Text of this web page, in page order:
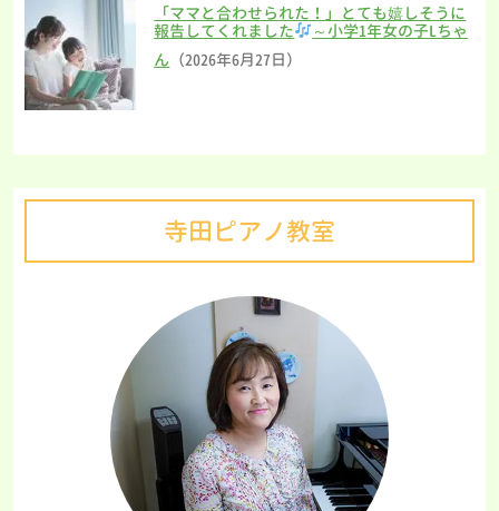
「ママと合わせられた！」とても嬉しそうに
報告してくれました
～小学1年女の子Lちゃ
ん （2026年6月27日）
寺田ピアノ教室